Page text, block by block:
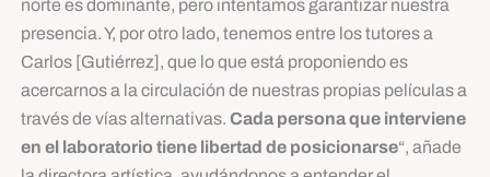
norte es dominante, pero intentamos garantizar nuestra
presencia. Y, por otro lado, tenemos entre los tutores a
Carlos [Gutiérrez], que lo que está proponiendo es
acercarnos a la circulación de nuestras propias películas a
través de vías alternativas. Cada persona que interviene
en el laboratorio tiene libertad de posicionarse“, añade